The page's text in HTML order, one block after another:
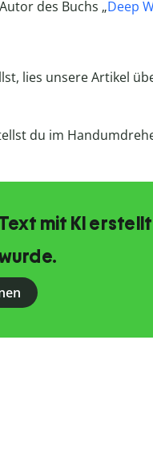
des Buchs „Deep
lies unsere Artikel
du im
mit KI